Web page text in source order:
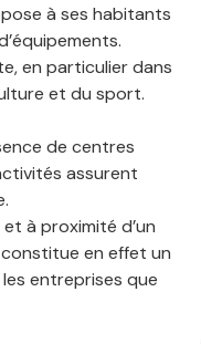
à ses habitants
en particulier dans
et du sport.
de centres
assurent
à proximité d’un
en effet un
entreprises que